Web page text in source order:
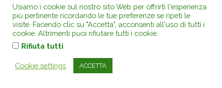
Usiamo i cookie sul nostro sito Web per offrirti l'esperienza
più pertinente ricordando le tue preferenze se ripeti le
visite. Facendo clic su "Accetta", acconsenti all'uso di tutti i
cookie. Altrimenti puoi rifiutare tutti i cookie.
Rifiuta tutti
Cookie settings ACCETTA